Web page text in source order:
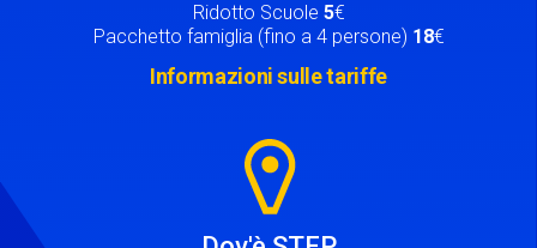
Ridotto Scuole 5€
Pacchetto famiglia (fino a 4 persone) 18€
Informazioni sulle tariffe